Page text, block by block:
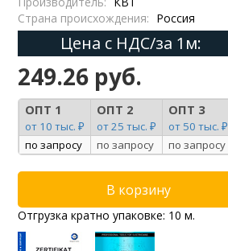
Страна происхождения: Россия
Цена с НДС/за 1м:
249.26 руб.
ОПТ 1
от 10 тыс. ₽
ОПТ 2
от 25 тыс. ₽
ОПТ 3
от 50 тыс. ₽
по запросу
по запросу по запросу
Отгрузка кратно упаковке: 10 м.